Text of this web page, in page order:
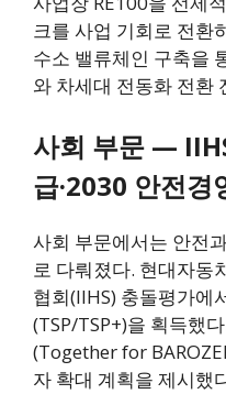
크를 사업 기회로 전환
수소 밸류체인 구축을
와 차세대 전동화 전환
사회 부문 —
급·2030 안전경
사회 부문에서는 안전
로 다뤄졌다. 현대자동
협회(IIHS) 충돌평가에
(TSP/TSP+)을 획득했
(Together for
자 확대 계획을 제시했